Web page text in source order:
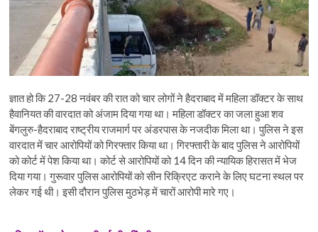
ज्ञात हो कि 27-28 नवंबर की रात को चार लोगों ने हैदराबाद में महिला डॉक्टर के साथ
हैवानियत की वारदात को अंजाम दिया गया था। महिला डॉक्टर का जला हुआ शव
बेंगलुरु-हैदराबाद राष्ट्रीय राजमार्ग पर अंडरपास के नजदीक मिला था। पुलिस ने इस
वारदात में चार आरोपियों को गिरफ्तार किया था। गिरफ्तारी के बाद पुलिस ने आरोपियों
को कोर्ट में पेश किया था। कोर्ट से आरोपियों को 14 दिन की न्यायिक हिरासत में भेज
दिया गया। गुरूवार पुलिस आरोपियों को सीन रिक्रिएट कराने के लिए घटना स्थल पर
लेकर गई थी। इसी दौरान पुलिस मुठभेड़ में चारों आरोपी मारे गए।